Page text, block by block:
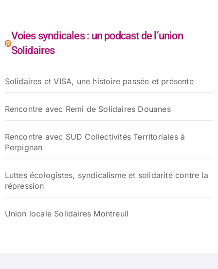
Voies syndicales : un podcast de l’union
Solidaires
Solidaires et VISA, une histoire passée et présente
Rencontre avec Remi de Solidaires Douanes
Rencontre avec SUD Collectivités Territoriales à
Perpignan
Luttes écologistes, syndicalisme et solidarité contre la
répression
Union locale Solidaires Montreuil